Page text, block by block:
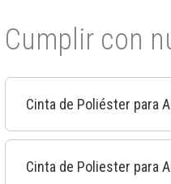
Cumplir con
Cinta de Poliéster para
Cinta de Poliester para